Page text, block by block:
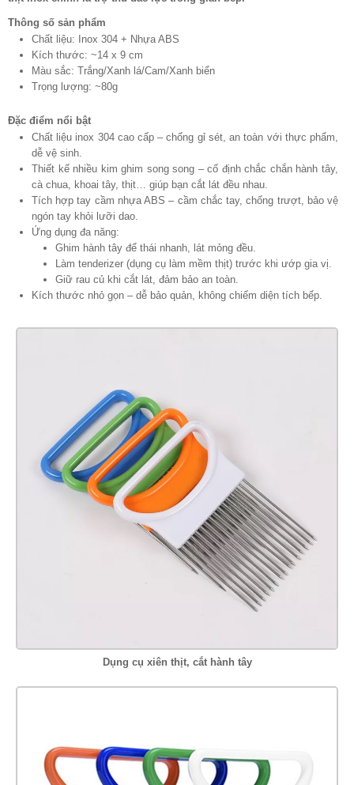
Thông số sản phẩm
Chất liệu: Inox 304 + Nhựa ABS
Kích thước: ~14 x 9 cm
Màu sắc: Trắng/Xanh lá/Cam/Xanh biển
Trọng lượng: ~80g
Đặc điểm nổi bật
Chất liệu inox 304 cao cấp – chống gỉ sét, an toàn với thực phẩm,
dễ vệ sinh.
Thiết kế nhiều kim ghim song song – cố định chắc chắn hành tây,
cà chua, khoai tây, thịt… giúp bạn cắt lát đều nhau.
Tích hợp tay cầm nhựa ABS – cầm chắc tay, chống trượt, bảo vệ
ngón tay khỏi lưỡi dao.
Ứng dụng đa năng:
Ghim hành tây để thái nhanh, lát mỏng đều.
Làm tenderizer (dụng cụ làm mềm thịt) trước khi ướp gia vị.
Giữ rau củ khi cắt lát, đảm bảo an toàn.
Kích thước nhỏ gọn – dễ bảo quản, không chiếm diện tích bếp.
Dụng cụ xiên thịt, cắt hành tây